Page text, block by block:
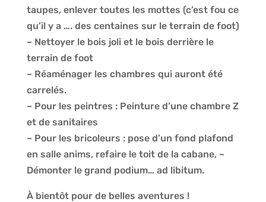
taupes, enlever toutes les mottes (c’est fou ce
qu’il y a …. des centaines sur le terrain de foot)
– Nettoyer le bois joli et le bois derrière le
terrain de foot
– Réaménager les chambres qui auront été
carrelés.
– Pour les peintres : Peinture d’une chambre Z
et de sanitaires
– Pour les bricoleurs : pose d’un fond plafond
en salle anims, refaire le toit de la cabane, –
Démonter le grand podium… ad libitum.
À bientôt pour de belles aventures !